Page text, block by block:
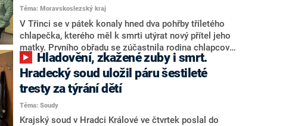
Téma: Moravskoslezský kraj
V Třinci se v pátek konaly hned dva pohřby tříletého
chlapečka, kterého měl k smrti utýrat nový přítel jeho
matky. Prvního obřadu se zúčastnila rodina chlapcova
biologického otce, na druhý pak přišla jeho matka.
Příbuzní zemřelého dítěte apelovali na veřejnost, aby k
podobným případům nebyla lhostejná a pokusila se
takovým tragédiím zabránit, informoval web Blesk.cz.
Hradecký soud uložil páru šestileté
tresty za týrání dětí
Téma: Soudy
Krajský soud v Hradci Králové ve čtvrtek poslal do